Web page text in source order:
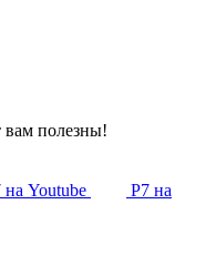
вам полезны!
на Youtube Р7 на